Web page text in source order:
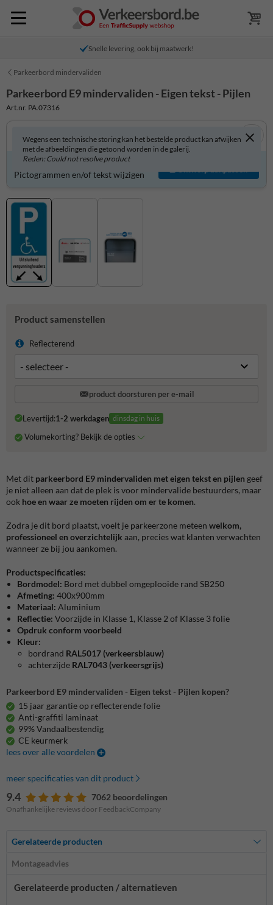
Snelle levering, ook bij maatwerk!
Parkeerbord mindervaliden
Parkeerbord E9 mindervaliden - Eigen tekst - Pijlen
Art.nr. PA.07316
Wegens een technische storing kan het bestelde product kan afwijken
met de afbeeldingen die getoond worden in de galerij.
Reden: Could not resolve product
Parkeerbord zelf aanpassen?
Pictogrammen en/of tekst wijzigen
Ontwerp aanpassen
Product samenstellen
Reflecterend
product doorsturen per e-mail
Levertijd:1-2 werkdagen dinsdag in huis
Volumekorting? Bekijk de opties
Met dit parkeerbord E9 mindervaliden met eigen tekst en pijlen geef
je niet alleen aan dat de plek is voor mindervalide bestuurders, maar
ook hoe en waar ze moeten rijden om er te komen.
Zodra je dit bord plaatst, voelt je parkeerzone meteen welkom,
professioneel en overzichtelijk aan, precies wat klanten verwachten
wanneer ze bij jou aankomen.
Productspecificaties:
Bordmodel: Bord met dubbel omgeplooide rand SB250
Afmeting: 400x900mm
Materiaal: Aluminium
Reflectie: Voorzijde in Klasse 1, Klasse 2 of Klasse 3 folie
Opdruk conform voorbeeld
Kleur:
bordrand RAL5017 (verkeersblauw)
achterzijde RAL7043 (verkeersgrijs)
Parkeerbord E9 mindervaliden - Eigen tekst - Pijlen kopen?
15 jaar garantie op reflecterende folie
Anti-graffiti laminaat
99% Vandaalbestendig
CE keurmerk
lees over alle voordelen
meer specificaties van dit product
9.4 7062 beoordelingen
Onafhankelijke reviews door FeedbackCompany
Gerelateerde producten
Montageadvies
Gerelateerde producten / alternatieven